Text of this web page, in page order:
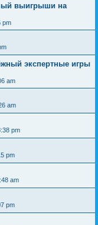
выигрыши на
pm
экспертные игры
am
am
pm
pm
am
pm